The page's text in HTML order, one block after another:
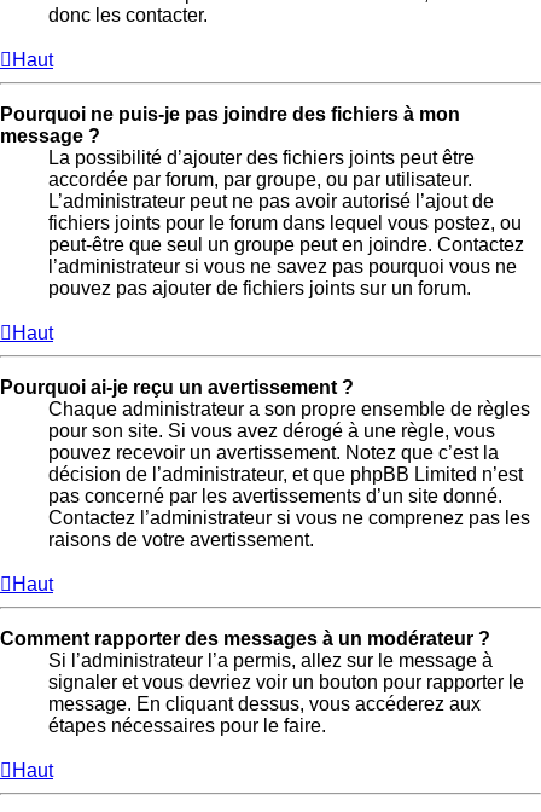
donc les contacter.
Haut
Pourquoi ne puis-je pas joindre des fichiers à mon
message ?
La possibilité d’ajouter des fichiers joints peut être
accordée par forum, par groupe, ou par utilisateur.
L’administrateur peut ne pas avoir autorisé l’ajout de
fichiers joints pour le forum dans lequel vous postez, ou
peut-être que seul un groupe peut en joindre. Contactez
l’administrateur si vous ne savez pas pourquoi vous ne
pouvez pas ajouter de fichiers joints sur un forum.
Haut
Pourquoi ai-je reçu un avertissement ?
Chaque administrateur a son propre ensemble de règles
pour son site. Si vous avez dérogé à une règle, vous
pouvez recevoir un avertissement. Notez que c’est la
décision de l’administrateur, et que phpBB Limited n’est
pas concerné par les avertissements d’un site donné.
Contactez l’administrateur si vous ne comprenez pas les
raisons de votre avertissement.
Haut
Comment rapporter des messages à un modérateur ?
Si l’administrateur l’a permis, allez sur le message à
signaler et vous devriez voir un bouton pour rapporter le
message. En cliquant dessus, vous accéderez aux
étapes nécessaires pour le faire.
Haut